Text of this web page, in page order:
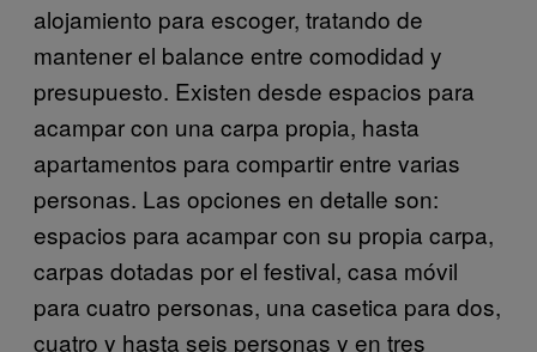
alojamiento para escoger, tratando de
mantener el balance entre comodidad y
presupuesto. Existen desde espacios para
acampar con una carpa propia, hasta
apartamentos para compartir entre varias
personas. Las opciones en detalle son:
espacios para acampar con su propia carpa,
carpas dotadas por el festival, casa móvil
para cuatro personas, una casetica para dos,
cuatro y hasta seis personas y en tres